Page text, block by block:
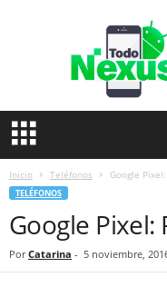
e
Inicio Teléfonos Google
TELÉFONOS
Google
Por Catarina - 5 noviembre,